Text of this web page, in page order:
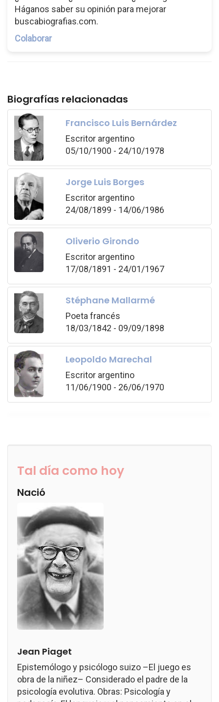
Háganos saber su opinión para mejorar
buscabiografias.com.
Colaborar
Biografías relacionadas
Francisco Luis Bernárdez
Escritor argentino
05/10/1900 - 24/10/1978
Jorge Luis Borges
Escritor argentino
24/08/1899 - 14/06/1986
Oliverio Girondo
Escritor argentino
17/08/1891 - 24/01/1967
Stéphane Mallarmé
Poeta francés
18/03/1842 - 09/09/1898
Leopoldo Marechal
Escritor argentino
11/06/1900 - 26/06/1970
Tal día como hoy
Nació
Jean Piaget
Epistemólogo y psicólogo suizo –El juego es
obra de la niñez– Considerado el padre de la
psicología evolutiva. Obras: Psicología y